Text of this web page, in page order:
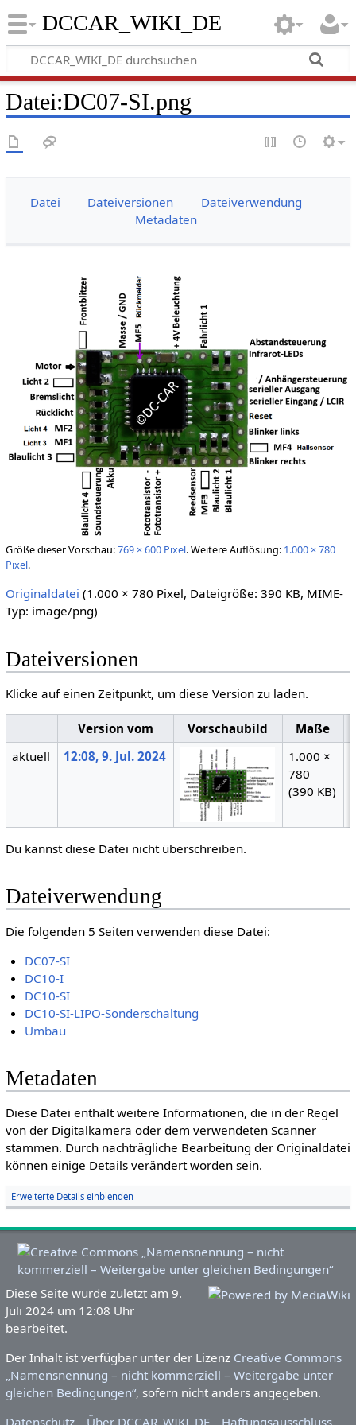
DCCAR_WIKI_DE
Datei:DC07-SI.png
Datei Dateiversionen
Dateiverwendung
Metadaten
Größe dieser Vorschau:769 × 600 Pixel.Weitere Auflösung: 1.000 × 780
Pixel.
Originaldatei (1.000 × 780 Pixel, Dateigröße: 390 KB, MIME-
Typ: image/png)
Dateiversionen
Klicke auf einen Zeitpunkt, um diese Version zu laden.
Version vom Vorschaubild
Maße
aktuell
12:08, 9. Jul. 2024
1.000 ×
780
(390 KB)
Du kannst diese Datei nicht überschreiben.
Dateiverwendung
Die folgenden 5 Seiten verwenden diese Datei:
DC07-SI
DC10-I
DC10-SI
DC10-SI-LIPO-Sonderschaltung
Umbau
Metadaten
Diese Datei enthält weitere Informationen, die in der Regel
von der Digitalkamera oder dem verwendeten Scanner
stammen. Durch nachträgliche Bearbeitung der Originaldatei
können einige Details verändert worden sein.
Erweiterte Details einblenden
Diese Seite wurde zuletzt am 9.
Juli 2024 um 12:08 Uhr
bearbeitet.
Der Inhalt ist verfügbar unter der Lizenz Creative Commons
„Namensnennung – nicht kommerziell – Weitergabe unter
gleichen Bedingungen“, sofern nicht anders angegeben.